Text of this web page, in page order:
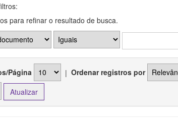
para refinar o resultado de busca.
Página | Ordenar registros por